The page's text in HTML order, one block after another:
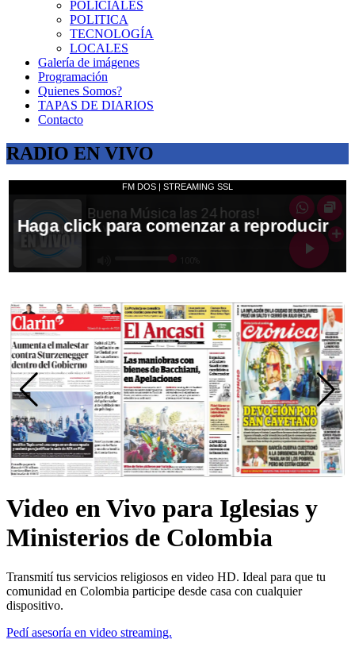
POLICIALES
POLITICA
TECNOLOGÍA
LOCALES
Galería de imágenes
Programación
Quienes Somos?
TAPAS DE DIARIOS
Contacto
RADIO EN VIVO
Video en Vivo para Iglesias y
Ministerios de Colombia
Transmití tus servicios religiosos en video HD. Ideal para que tu
comunidad en Colombia participe desde casa con cualquier
dispositivo.
Pedí asesoría en video streaming.